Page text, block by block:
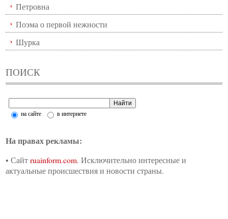
Петровна
Поэма о первой нежности
Шурка
ПОИСК
на сайте в интернете
На правах рекламы:
•Сайтruainform.com. Исключительно интересные и
актуальные происшествия и новости страны.